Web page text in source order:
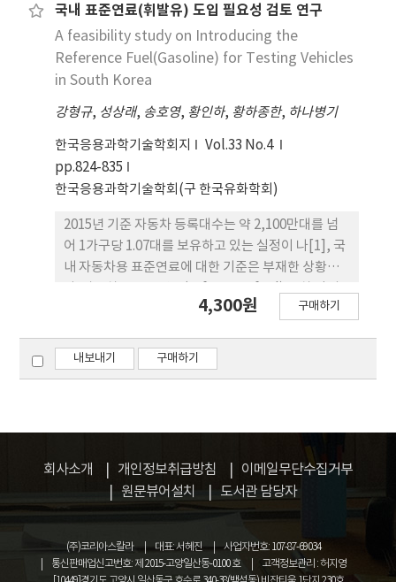
다. 본 연구에서는 국내 교통부문에 사용되는 휘발유,
경유 등의 수송용 연료에 대한 연차별 시계열 특성을
파 악하고, CO2 배출계수의 연도별 변화추이를 분석
하여 실제 연료를 활용한 CO2배출계수 실측방법의
국내 표준연료(휘발유) 도입 필요성 검토 연구
A feasibility study on Introducing the
Reference Fuel(Gasoline) for Testing Vehicles
in South Korea
강형규, 성상래, 송호영, 황인하, 황하종한, 하나병기
한국응용과학기술학회지
Vol.33 No.4
pp.824-835
한국응용과학기술학회(구 한국유화학회)
2015년 기준 자동차 등록대수는 약 2,100만대를 넘
어 1가구당 1.07대를 보유하고 있는 실정이 나[1], 국
내 자동차용 표준연료에 대한 기준은 부재한 상황이
연비와 배출가스를 인증하거나 새로운 자동차를 개발
를 의미한다. 현재 국내에는 차량의 배출가스, 성능,
연비시험 등을 위해 유통연료를 사용하고 있으며, 유
와 공정 등에 따라 연료의 물성차이가 있어 차량 시험
시 편차가 발생할 수 있다. 본 연구에서 는 국내 유통
되는 휘발유 품질모니터링 분석결과를 바탕으로 표준
연료 기준(안)을 설정하고, GDI와 MPI 연료 분사 방
식의 차량에 적용하여 비교 평가한 결과, 실제 유통연
료를 사용했을 때 최대 3.8%까지 발생 하는 연비차이
가 1.1%까지 감소함을 확인할 수 있었다.
4,300원 구매하기
내보내기 구매하기
회사소개 개인정보취급방침
이메일무단수집거부
원문뷰어설치
도서관 담당자
(주)코리아스칼라 대표: 서혜진
사업자번호: 107-87-69034
통신판매업신고번호: 제 2015-고양일산동-0100 호
고객정보관리 : 허지영